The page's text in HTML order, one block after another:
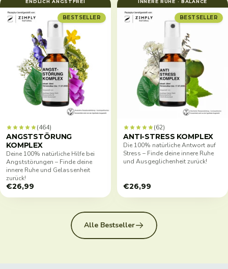
BESTSELLER
(464)
ANGSTSTÖRUNG
KOMPLEX
Deine 100% natürliche Hilfe bei
Angststörungen – Finde deine
innere Ruhe und Gelassenheit
zurück!
€26,99
BESTSELLER
(62)
ANTI-STRESS KOMPLEX
Die 100% natürliche Antwort auf
Stress – Finde deine innere Ruhe
und Ausgeglichenheit zurück!
€26,99
Alle Bestseller